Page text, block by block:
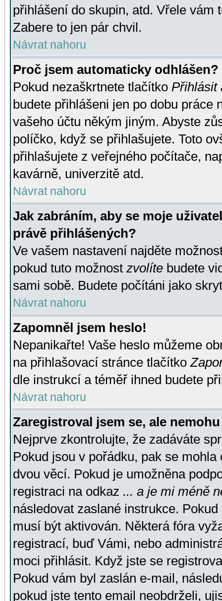
přihlášení do skupin, atd. Vřele vám
Zabere to jen pár chvil.
Návrat nahoru
Proč jsem automaticky odhlášen?
Pokud nezaškrtnete tlačítko Přihlásit
budete přihlášeni jen po dobu práce
vašeho účtu někým jiným. Abyste
políčko, když se přihlašujete. Toto
přihlašujete z veřejného počítače,
kavárně, univerzitě atd.
Návrat nahoru
Jak zabráním, aby se moje
právě přihlášených?
Ve vašem nastavení najděte
pokud tuto možnost zvolíte budete
sami sobě. Budete počítáni jako
Návrat nahoru
Zapomněl jsem heslo!
Nepanikařte! Vaše heslo můžeme
na přihlašovací stránce tlačítko
dle instrukcí a téměř ihned budete
Návrat nahoru
Zaregistroval jsem se, ale
Nejprve zkontrolujte, že zadáváte
Pokud jsou v pořádku, pak se
dvou věcí. Pokud je umožněna
registraci na odkaz ... a je mi méně
následovat zaslané instrukce.
musí být aktivován. Některá fóra
registrací, buď Vámi, nebo
moci přihlásit. Když jste se
Pokud vám byl zaslán e-mail,
pokud jste tento email neobdrželi,